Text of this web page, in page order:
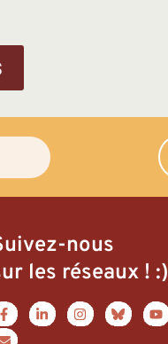
nous
les réseaux ! :)